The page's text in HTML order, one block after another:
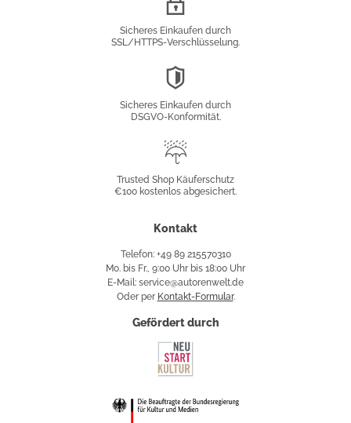
Sicheres Einkaufen durch
SSL/HTTPS-Verschlüsselung.
Sicheres Einkaufen durch
DSGVO-Konformität.
Käuferschutz
Trusted Shop Käuferschutz
€100 kostenlos abgesichert.
Kontakt
Telefon: +49 89 215570310
Mo. bis Fr., 9:00 Uhr bis 18:00 Uhr
E-Mail: service@autorenwelt.de
Oder per Kontakt-Formular.
Gefördert durch